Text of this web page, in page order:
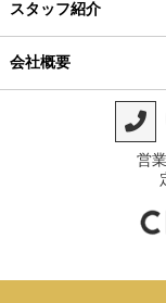
スタッフ紹介
会社概要
営